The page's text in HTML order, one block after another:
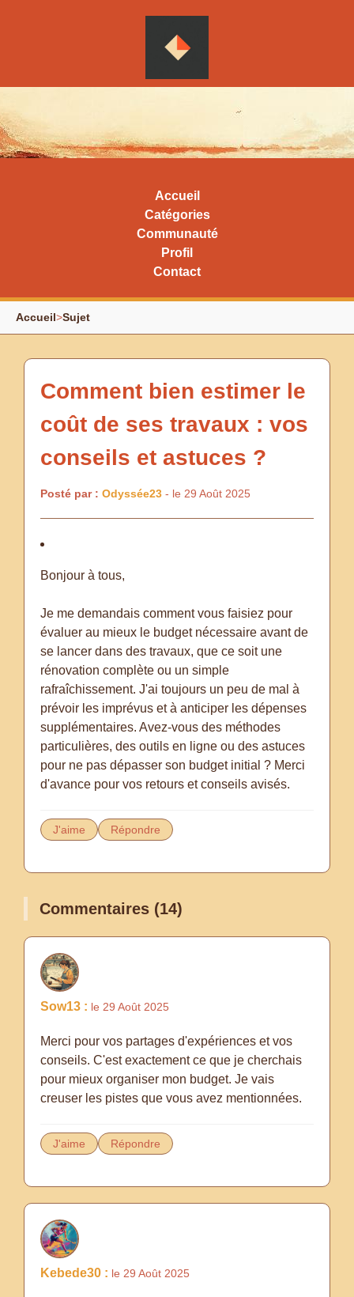
Accueil
Catégories
Communauté
Profil
Contact
Accueil>Sujet
Comment bien estimer le
coût de ses travaux : vos
conseils et astuces ?
Posté par : Odyssée23 - le 29 Août 2025
Bonjour à tous,
Je me demandais comment vous faisiez pour
évaluer au mieux le budget nécessaire avant de
se lancer dans des travaux, que ce soit une
rénovation complète ou un simple
rafraîchissement. J'ai toujours un peu de mal à
prévoir les imprévus et à anticiper les dépenses
supplémentaires. Avez-vous des méthodes
particulières, des outils en ligne ou des astuces
pour ne pas dépasser son budget initial ? Merci
d'avance pour vos retours et conseils avisés.
J'aime Répondre
Commentaires (14)
Sow13 : le 29 Août 2025
Merci pour vos partages d'expériences et vos
conseils. C'est exactement ce que je cherchais
pour mieux organiser mon budget. Je vais
creuser les pistes que vous avez mentionnées.
J'aime Répondre
Kebede30 : le 29 Août 2025